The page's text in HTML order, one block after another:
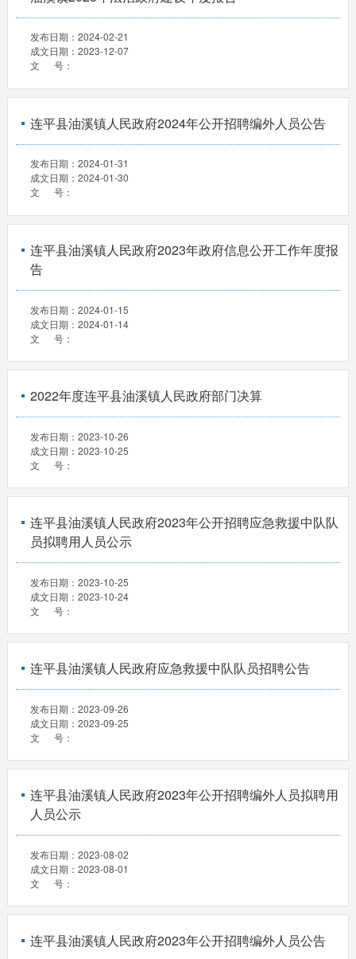
发布日期： 2024-02-21
成文日期： 2023-12-07
文 号：
连平县油溪镇人民政府2024年公开招聘编外人员公告
发布日期： 2024-01-31
成文日期： 2024-01-30
文 号：
连平县油溪镇人民政府2023年政府信息公开工作年度报
告
发布日期： 2024-01-15
成文日期： 2024-01-14
文 号：
2022年度连平县油溪镇人民政府部门决算
发布日期： 2023-10-26
成文日期： 2023-10-25
文 号：
连平县油溪镇人民政府2023年公开招聘应急救援中队队
员拟聘用人员公示
发布日期： 2023-10-25
成文日期： 2023-10-24
文 号：
连平县油溪镇人民政府应急救援中队队员招聘公告
发布日期： 2023-09-26
成文日期： 2023-09-25
文 号：
连平县油溪镇人民政府2023年公开招聘编外人员拟聘用
人员公示
发布日期： 2023-08-02
成文日期： 2023-08-01
文 号：
连平县油溪镇人民政府2023年公开招聘编外人员公告